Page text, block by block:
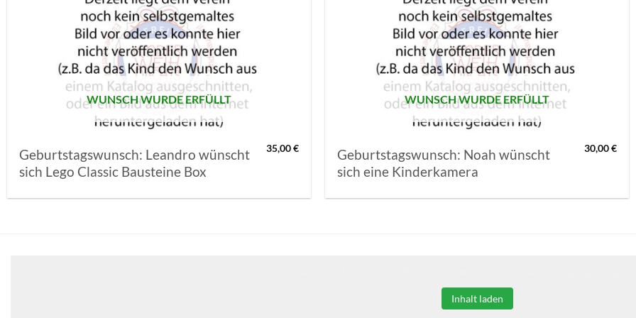
WUNSCH WURDE ERFÜLLT
Geburtstagswunsch: Leandro wünscht
sich Lego Classic Bausteine Box
35,00€
WUNSCH WURDE ERFÜLLT
Geburtstagswunsch: Noah wünscht
sich eine Kinderkamera
30,00€
Inhalt laden